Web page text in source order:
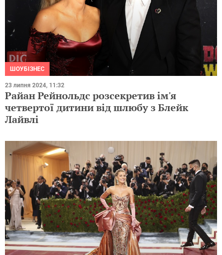
ШОУБІЗНЕС
23 липня 2024, 11:32
Райан Рейнольдс розсекретив ім'я
четвертої дитини від шлюбу з Блейк
Лайвлі